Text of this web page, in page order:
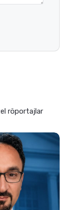
röportajlar